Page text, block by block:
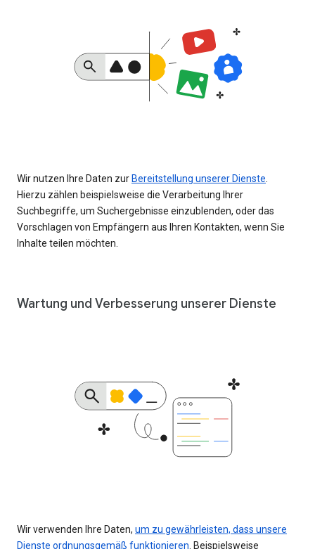
Wir nutzen Ihre Daten zur Bereitstellung unserer Dienste
Hierzu zählen beispielsweise die Verarbeitung Ihrer
Suchbegriffe, um Suchergebnisse einzublenden, oder das
Vorschlagen von Empfängern aus Ihren Kontakten, wenn Sie
Inhalte teilen möchten.
Wartung und Verbesserung unserer Dienste
Wir verwenden Ihre Daten, um zu gewährleisten, dass unsere
Dienste ordnungsgemäß funktionieren . Beispielsweise